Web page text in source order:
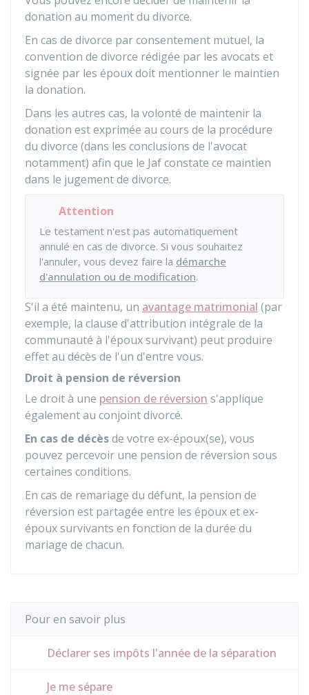
donation au moment du divorce.
En cas de divorce par consentement mutuel, la
convention de divorce rédigée par les avocats et
signée par les époux doit mentionner le maintien
la donation.
Dans les autres cas, la volonté de maintenir la
donation est exprimée au cours de la procédure
du divorce (dans les conclusions de l'avocat
notamment) afin que le Jafconstate ce maintien
dans le jugement de divorce.
Attention
Le testament n'est pas automatiquement
annulé en cas de divorce. Si vous souhaitez
l'annuler, vous devez faire la démarche
d'annulation ou de modification.
S'il a été maintenu, un avantage matrimonial (par
exemple, la clause d'attribution intégrale de la
communauté à l'époux survivant) peut produire
effet au décès de l'un d'entre vous.
Droit à pension de réversion
Le droit à une pension de réversion s'applique
également au conjoint divorcé.
En cas de décèsde votre ex-époux(se), vous
pouvez percevoir une pension de réversion sous
certaines conditions.
En cas de remariage du défunt, la pension de
réversion est partagée entre les époux et ex-
époux survivants en fonction de la durée du
mariage de chacun.
Pour en savoir plus
Déclarer ses impôts l'année de la séparation
Je me sépare